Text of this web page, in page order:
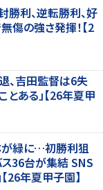
利、逆転勝利、好
傷の強さ発揮！【2
、吉田監督は6失
ある」【26年夏甲
が緑に…初勝利狙
36台が集結 SNS
26年夏甲子園】